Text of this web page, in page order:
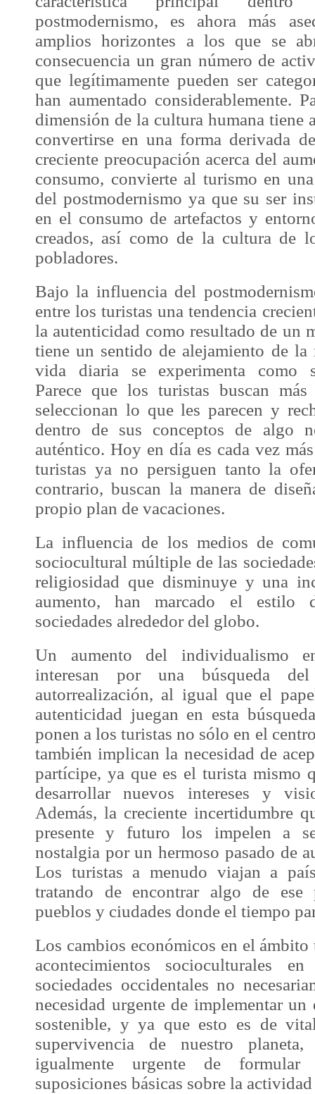
postmodernismo, es ahora más
amplios horizontes a los que se
consecuencia un gran número de
que legítimamente pueden ser
han aumentado considerablemente.
dimensión de la cultura humana tiene
convertirse en una forma derivada
creciente preocupación acerca del
consumo, convierte al turismo en
del postmodernismo ya que su ser
en el consumo de artefactos y
creados, así como de la cultura de
pobladores.
Bajo la influencia del
entre los turistas una tendencia
la autenticidad como resultado de un
tiene un sentido de alejamiento de la
vida diaria se experimenta como
Parece que los turistas buscan
seleccionan lo que les parecen y
dentro de sus conceptos de algo
auténtico. Hoy en día es cada vez
turistas ya no persiguen tanto la
contrario, buscan la manera de
propio plan de vacaciones.
La influencia de los medios de
sociocultural múltiple de las
religiosidad que disminuye y una
aumento, han marcado el estilo
sociedades alrededor del globo.
Un aumento del individualismo
interesan por una búsqueda
autorrealización, al igual que el
autenticidad juegan en esta
ponen a los turistas no sólo en el
también implican la necesidad de
partícipe, ya que es el turista mismo
desarrollar nuevos intereses y
Además, la creciente incertidumbre
presente y futuro los impelen a
nostalgia por un hermoso pasado de
Los turistas a menudo viajan a
tratando de encontrar algo de ese
pueblos y ciudades donde el tiempo
Los cambios económicos en el
acontecimientos socioculturales
sociedades occidentales no
necesidad urgente de implementar
sostenible, y ya que esto es de
supervivencia de nuestro
igualmente urgente de
suposiciones básicas sobre la